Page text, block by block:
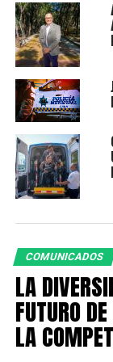
La presidenta
cinco
continúen su
enfoque en
Urbanismo,
Criminología.
“Los
disciplina, su
porque sé que
Además, el
directa al
León II,
y operatividad.
COMUNICADOS
LA
FUTURO
LA